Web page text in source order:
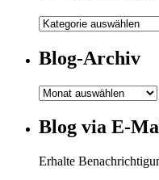
Meine
Blog-Archiv
Blog-
Blog via E-
Erhalte